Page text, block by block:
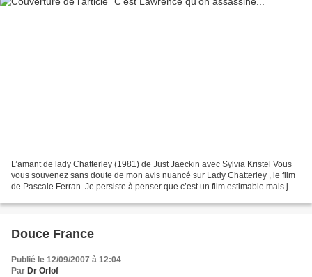
L’amant de lady Chatterley (1981) de Just Jaeckin avec Sylvia Kristel Vous
vous souvenez sans doute de mon avis nuancé sur Lady Chatterley , le film
de Pascale Ferran. Je persiste à penser que c’est un film estimable mais je
Douce France
Publié le 12/09/2007 à 12:04
Par Dr Orlof